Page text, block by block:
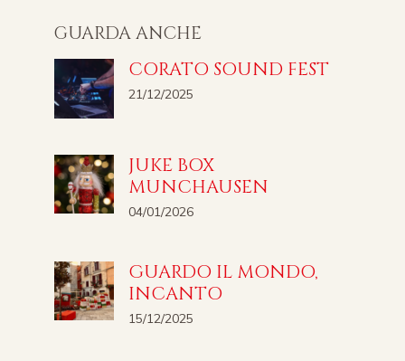
GUARDA ANCHE
CORATO SOUND FEST
21/12/2025
JUKE BOX
MUNCHAUSEN
04/01/2026
GUARDO IL MONDO,
INCANTO
15/12/2025